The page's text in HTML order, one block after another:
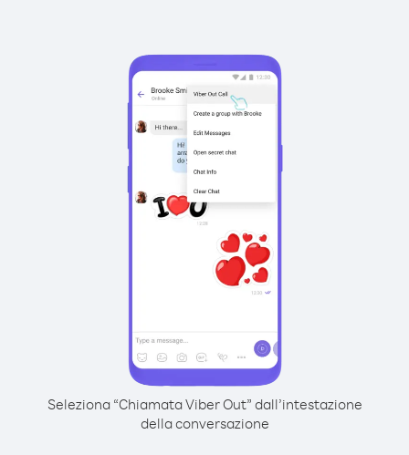
Seleziona “Chiamata Viber Out” dall’intestazione
della conversazione